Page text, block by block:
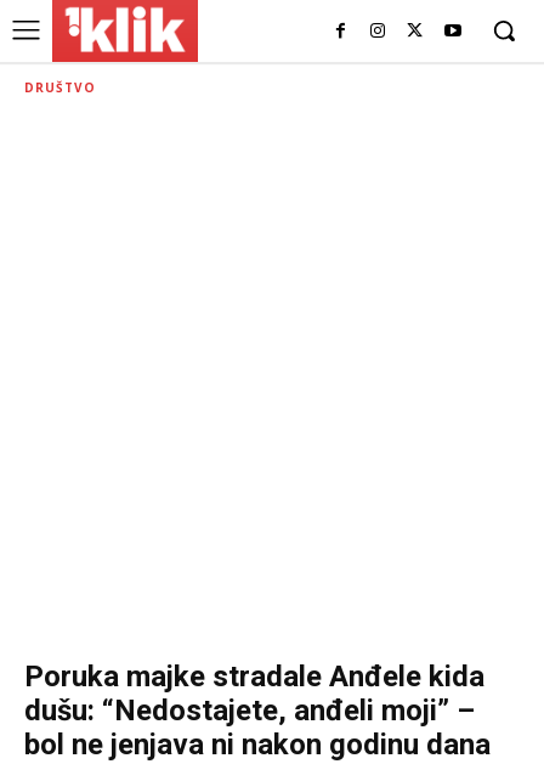
DRUŠTVO
Poruka majke stradale Anđele kida
dušu: “Nedostajete, anđeli moji” –
bol ne jenjava ni nakon godinu dana